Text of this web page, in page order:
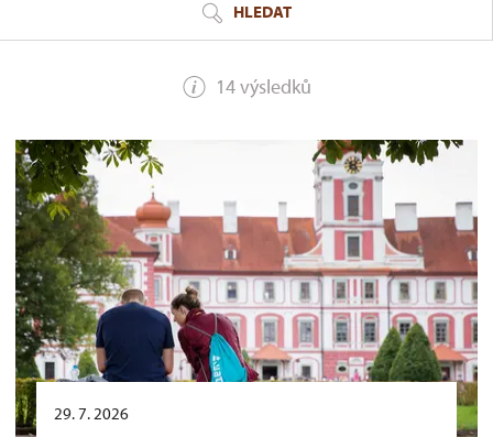
HLEDAT
14 výsledků
29. 7. 2026